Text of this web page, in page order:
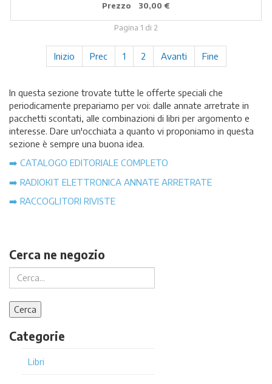
Prezzo 30,00 €
Pagina 1 di 2
Inizio Prec 1 2 Avanti Fine
In questa sezione trovate tutte le offerte speciali che
periodicamente prepariamo per voi: dalle annate arretrate in
pacchetti scontati, alle combinazioni di libri per argomento e
interesse. Dare un'occhiata a quanto vi proponiamo in questa
sezione è sempre una buona idea.
➡️ CATALOGO EDITORIALE COMPLETO
➡️ RADIOKIT ELETTRONICA ANNATE ARRETRATE
➡️ RACCOGLITORI RIVISTE
Cerca ne negozio
Categorie
Libri